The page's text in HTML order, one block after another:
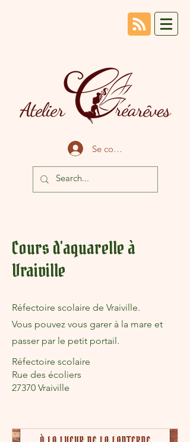
Se connecter
Cours d'aquarelle à
Vraiville
Réfectoire scolaire de Vraiville.
Vous pouvez vous garer à la mare et
passer par le petit portail.
Réfectoire scolaire
Rue des écoliers
27370 Vraiville